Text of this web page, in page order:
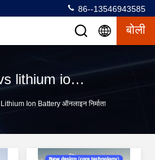
86--13546943585
बोली
कीवर्ड [ 48v lsvs lithium ion battery ] मैच 3 उत्पादों
Ion Battery ऑनलाइन निर्माता